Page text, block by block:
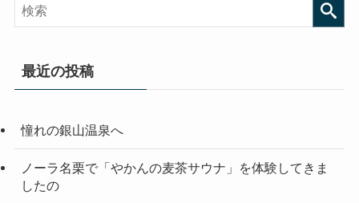
最近の投稿
憧れの銀山温泉へ
ノーラ名栗で「やかんの麦茶サウナ」を体験してきま
したの